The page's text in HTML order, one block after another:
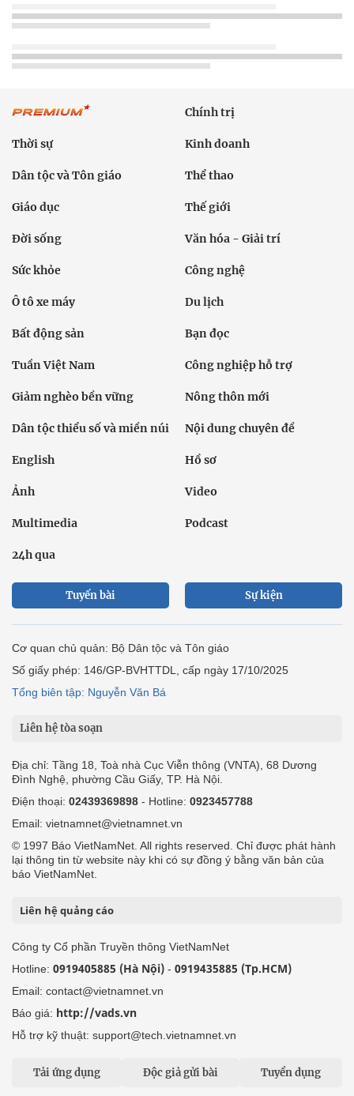
Chính trị
Thời sự Kinh doanh
Dân tộc và Tôn giáo Thể thao
Giáo dục Thế giới
Đời sống Văn hóa - Giải trí
Sức khỏe Công nghệ
Ô tô xe máy Du lịch
Bất động sản Bạn đọc
Tuần Việt Nam Công nghiệp hỗ trợ
Giảm nghèo bền vững Nông thôn mới
Dân tộc thiểu số và miền núi Nội dung chuyên đề
English Hồ sơ
Ảnh Video
Multimedia Podcast
24h qua
Tuyến bài Sự kiện
Cơ quan chủ quản: Bộ Dân tộc và Tôn giáo
Số giấy phép: 146/GP-BVHTTDL, cấp ngày 17/10/2025
Tổng biên tập: Nguyễn Văn Bá
Liên hệ tòa soạn
Địa chỉ: Tầng 18, Toà nhà Cục Viễn thông (VNTA), 68 Dương
Đình Nghệ, phường Cầu Giấy, TP. Hà Nội.
Điện thoại: 02439369898 - Hotline: 0923457788
Email: vietnamnet@vietnamnet.vn
© 1997 Báo VietNamNet. All rights reserved. Chỉ được phát hành
lại thông tin từ website này khi có sự đồng ý bằng văn bản của
báo VietNamNet.
Liên hệ quảng cáo
Công ty Cổ phần Truyền thông VietNamNet
Hotline: 0919405885 (Hà Nội) - 0919435885 (Tp.HCM)
Email: contact@vietnamnet.vn
Báo giá: http://vads.vn
Hỗ trợ kỹ thuật: support@tech.vietnamnet.vn
Tải ứng dụng Độc giả gửi bài Tuyển dụng